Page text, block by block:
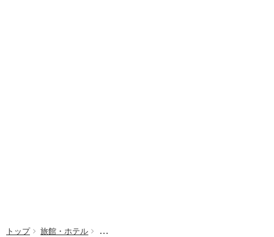
トップ 旅館・ホテル ホテル雅叙園東京、「いちごアフタヌーンティ